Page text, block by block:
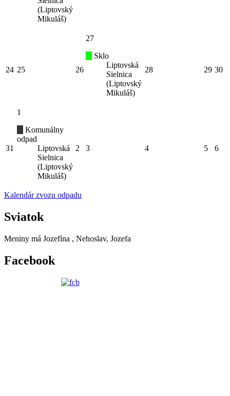
(Liptovský
Mikuláš)
24 25 26
27
Sklo
Liptovská
Sielnica
(Liptovský
Mikuláš)
28 29 30
31
1
Komunálny
odpad
Liptovská
Sielnica
(Liptovský
Mikuláš)
2 3 4 5 6
Kalendár zvozu odpadu
Sviatok
Meniny má Jozefína , Nehoslav, Jozefa
Facebook